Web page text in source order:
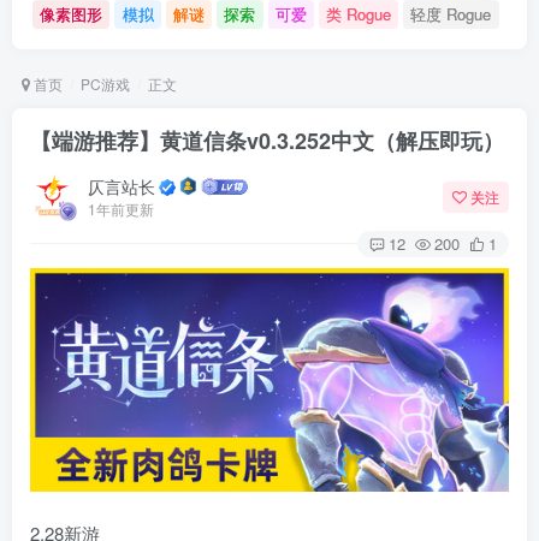
像素图形
模拟 解谜 探索 可爱 类 Rogue 轻度 Rogue
首页 PC游戏 正文
【端游推荐】黄道信条v0.3.252中文（解压即玩）
仄言站长
1年前更新
关注
12 200 1
2.28新游